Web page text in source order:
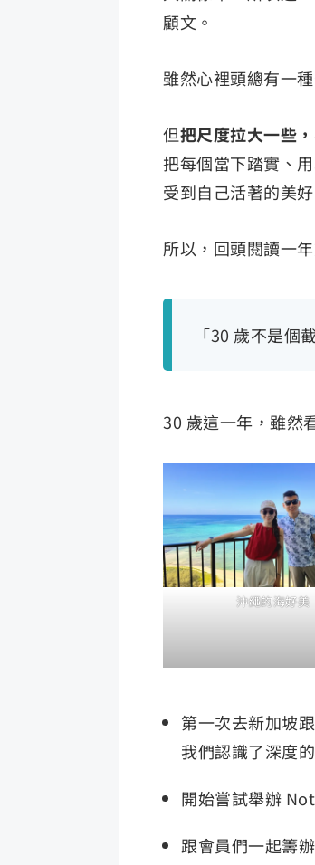
顧文。
雖然心裡頭總有一
但把尺度拉大一些
把每個當下踏實、
受到自己活著的美
所以，回頭閱讀一
「30 歲不是個
30 歲這一年，雖然
沖繩的海好美
第一次去新加坡
我們認識了深度
開始嘗試舉辦
跟會員們一起籌